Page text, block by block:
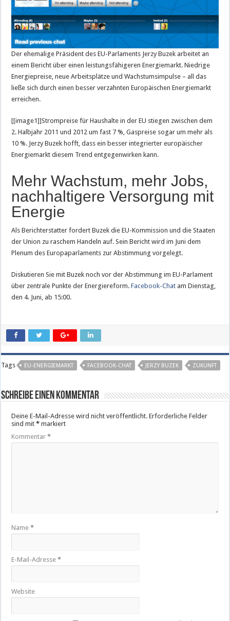
Der ehemalige Präsident des EU-Parlaments Jerzy Buzek arbeitet an
einem Bericht über einen leistungsfähigeren Energiemarkt. Niedrige
Energiepreise, neue Arbeitsplätze und Wachstumsimpulse – all das
ließe sich durch einen besser verzahnten Europäischen Energiemarkt
erreichen.
[[image1]]Strompreise für Haushalte in der EU stiegen zwischen dem
2. Halbjahr 2011 und 2012 um fast 7 %, Gaspreise sogar um mehr als
10 %. Jerzy Buzek hofft, dass ein besser integrierter europäischer
Energiemarkt diesem Trend entgegenwirken kann.
Mehr Wachstum, mehr Jobs,
nachhaltigere Versorgung mit
Energie
Als Berichterstatter fordert Buzek die EU-Kommission und die Staaten
der Union zu raschem Handeln auf. Sein Bericht wird im Juni dem
Plenum des Europaparlaments zur Abstimmung vorgelegt.
Diskutieren Sie mit Buzek noch vor der Abstimmung im EU-Parlament
über zentrale Punkte der Energiereform.Facebook-Chat am Dienstag,
den 4. Juni, ab 15:00.
Tags EU-ENERGIEMARKT FACEBOOK-CHAT JERZY BUZEK ZUKUNFT
Schreibe einen Kommentar
Deine E-Mail-Adresse wird nicht veröffentlicht. Erforderliche Felder
sind mit* markiert
Kommentar*
Name*
E-Mail-Adresse*
Website